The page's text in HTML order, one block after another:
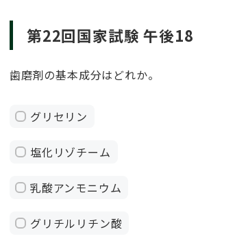
第22回国家試験 午後18
歯磨剤の基本成分はどれか。
グリセリン
塩化リゾチーム
乳酸アンモニウム
グリチルリチン酸